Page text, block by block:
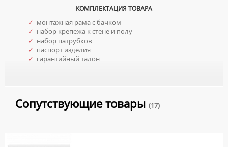
КОМПЛЕКТАЦИЯ ТОВАРА
✓ монтажная рама с бачком
✓ набор крепежа к стене и полу
✓ набор патрубков
✓ паспорт изделия
✓ гарантийный талон
Сопутствующие товары (17)